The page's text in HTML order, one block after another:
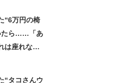
“6万円の椅
たら……「あ
は座れな
“タコさんウ